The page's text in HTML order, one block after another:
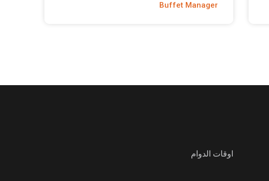
Buffet Manager
اوقات الدوام